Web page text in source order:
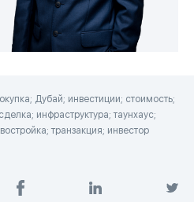
Дубай; инвестиции; стоимость;
инфраструктура; таунхаус;
транзакция; инвестор